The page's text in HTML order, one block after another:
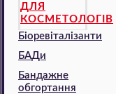
ДЛЯ
КОСМЕТОЛОГІВ
Біоревіталізанти
БАДи
Бандажне
обгортання